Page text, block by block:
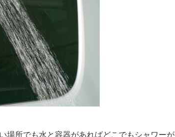
場所でも水と容器があればどこでもシャワーが